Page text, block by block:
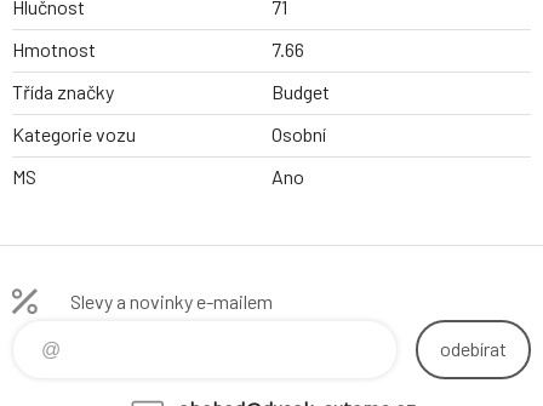
Hlučnost
71
Hmotnost
7.66
Třída značky
Budget
Kategorie vozu
Osobní
MS
Ano
Slevy a novinky e-mailem
odebírat